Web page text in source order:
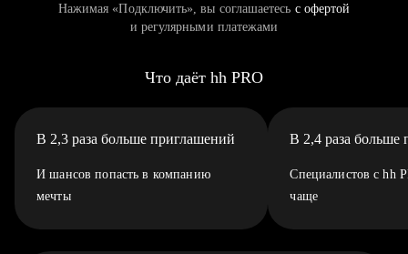
Нажимая «Подключить», вы соглашаетесь с офертой
и регулярными платежами
Что даёт hh PRO
В 2,3 раза больше приглашений
И шансов попасть в компанию
мечты
В 2,4 раза больше
Специалистов с hh
чаще